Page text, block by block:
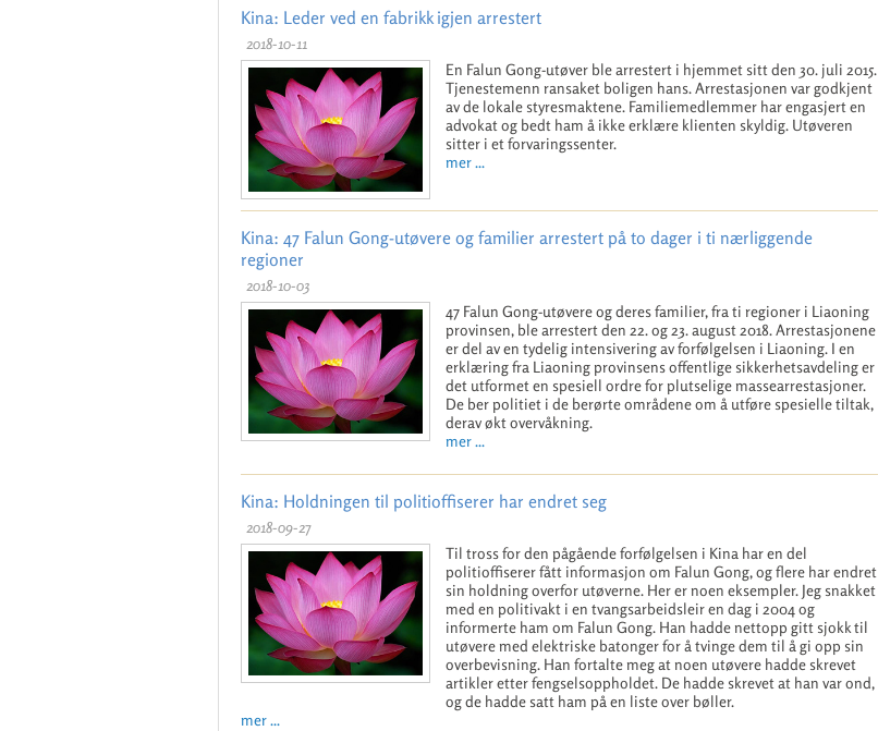
Kina: Leder ved en fabrikk igjen arrestert
2018-10-11
En Falun Gong-utøver ble arrestert i hjemmet sitt den 30. juli 2015.
Tjenestemenn ransaket boligen hans. Arrestasjonen var godkjent
av de lokale styresmaktene. Familiemedlemmer har engasjert en
advokat og bedt ham å ikke erklære klienten skyldig. Utøveren
sitter i et forvaringssenter.
mer ...
Kina: 47 Falun Gong-utøvere og familier arrestert på to dager i ti nærliggende
regioner
2018-10-03
47 Falun Gong-utøvere og deres familier, fra ti regioner i Liaoning
provinsen, ble arrestert den 22. og 23. august 2018. Arrestasjonene
er del av en tydelig intensivering av forfølgelsen i Liaoning. I en
erklæring fra Liaoning provinsens offentlige sikkerhetsavdeling er
det utformet en spesiell ordre for plutselige massearrestasjoner.
De ber politiet i de berørte områdene om å utføre spesielle tiltak,
derav økt overvåkning.
mer ...
Kina: Holdningen til politioffiserer har endret seg
2018-09-27
Til tross for den pågående forfølgelsen i Kina har en del
politioffiserer fått informasjon om Falun Gong, og flere har endret
sin holdning overfor utøverne. Her er noen eksempler. Jeg snakket
med en politivakt i en tvangsarbeidsleir en dag i 2004 og
informerte ham om Falun Gong. Han hadde nettopp gitt sjokk til
utøvere med elektriske batonger for å tvinge dem til å gi opp sin
overbevisning. Han fortalte meg at noen utøvere hadde skrevet
artikler etter fengselsoppholdet. De hadde skrevet at han var ond,
og de hadde satt ham på en liste over bøller.
mer ...